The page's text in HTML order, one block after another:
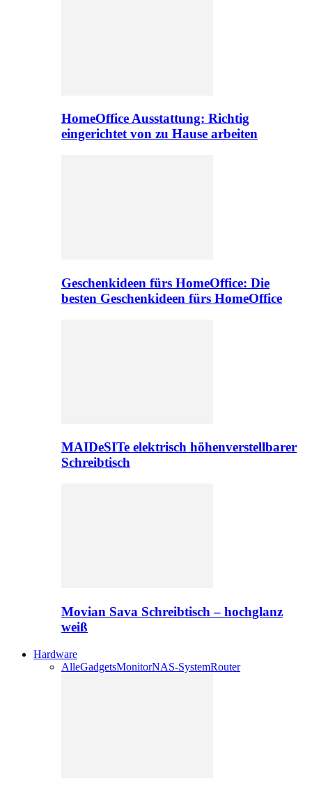
HomeOffice Ausstattung: Richtig
eingerichtet von zu Hause arbeiten
Geschenkideen fürs HomeOffice: Die
besten Geschenkideen fürs HomeOffice
MAIDeSITe elektrisch höhenverstellbarer
Schreibtisch
Movian Sava Schreibtisch – hochglanz
weiß
Hardware
AlleGadgetsMonitorNAS-SystemRouter